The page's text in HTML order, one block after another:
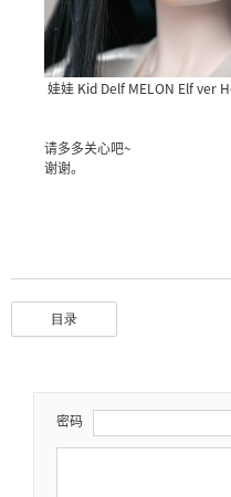
娃娃 Kid Delf MELON Elf ver
请多多关心吧~
谢谢。
目录
密码